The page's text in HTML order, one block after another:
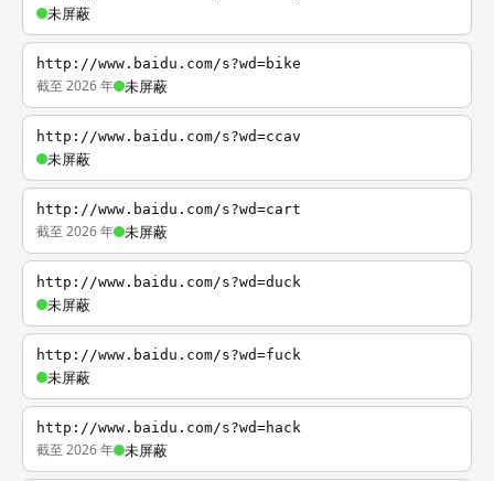
未屏蔽
http://www.baidu.com/s?wd=bike
截至 2026 年 未屏蔽
http://www.baidu.com/s?wd=ccav
未屏蔽
http://www.baidu.com/s?wd=cart
截至 2026 年 未屏蔽
http://www.baidu.com/s?wd=duck
未屏蔽
http://www.baidu.com/s?wd=fuck
未屏蔽
http://www.baidu.com/s?wd=hack
截至 2026 年 未屏蔽